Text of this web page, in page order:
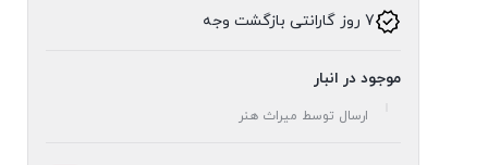
7 روز گارانتی بازگشت وجه
موجود در انبار
ارسال توسط میراث هنر